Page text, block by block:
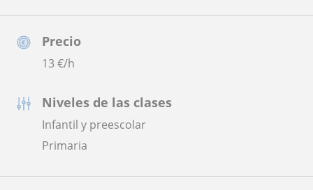
Precio
13 €/h
Niveles de las clases
Infantil y preescolar
Primaria